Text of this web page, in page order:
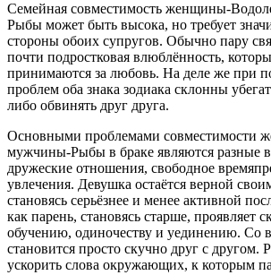
Семейная совместимость женщины-
Рыбы может быть высока, но требует
стороны обоих супругов. Обычно пару
почти подростковая влюблённость,
принимаются за любовь. На деле же при
проблем оба знака зодиака склонны
либо обвинять друг друга.
Основными проблемами совместимости
мужчины-Рыбы в браке являются разные
дружеские отношения, свободное
увлечения. Девушка остаётся верной
становясь серьёзнее и менее активной
как парень, становясь старше, проявляет
обучению, одиночеству и уединению. Со
становится просто скучно друг с другом.
ускорить слова окружающих, к которым